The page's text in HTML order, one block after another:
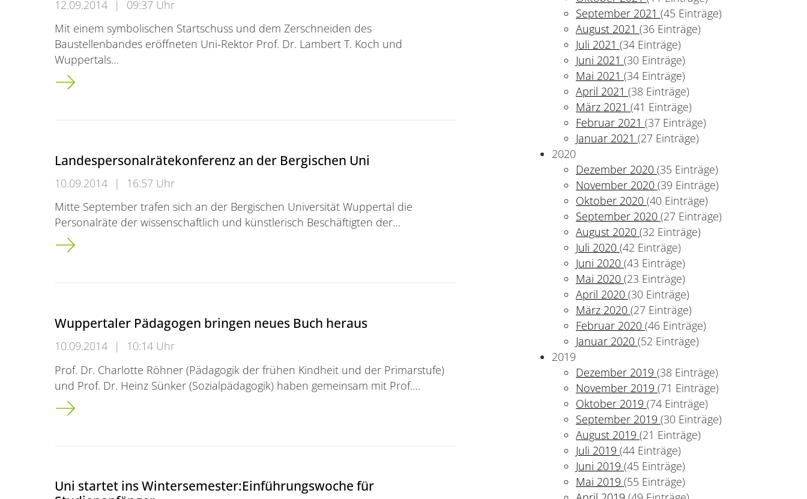
12.09.2014 |
09:37 Uhr
Mit einem symbolischen Startschuss und dem Zerschneiden des
Baustellenbandes eröffneten Uni-Rektor Prof. Dr. Lambert T. Koch und
Wuppertals…
Neue Sportanlage für die Uni ist eröffnet
Landespersonalrätekonferenz an der Bergischen Uni
10.09.2014 |
16:57 Uhr
Mitte September trafen sich an der Bergischen Universität Wuppertal die
Personalräte der wissenschaftlich und künstlerisch Beschäftigten der…
Landespersonalrätekonferenz an der Bergischen Uni
Wuppertaler Pädagogen bringen neues Buch heraus
10.09.2014 |
10:14 Uhr
Prof. Dr. Charlotte Röhner (Pädagogik der frühen Kindheit und der Primarstufe)
und Prof. Dr. Heinz Sünker (Sozialpädagogik) haben gemeinsam mit Prof.…
Wuppertaler Pädagogen bringen neues Buch heraus
Uni startet ins Wintersemester:Einführungswoche für
September 2021(45 Einträge)
August 2021(36 Einträge)
Juli 2021(34 Einträge)
Juni 2021(30 Einträge)
Mai 2021(34 Einträge)
April 2021(38 Einträge)
März 2021(41 Einträge)
Februar 2021(37 Einträge)
Januar 2021(27 Einträge)
2020
Dezember 2020(35 Einträge)
November 2020(39 Einträge)
Oktober 2020(40 Einträge)
September 2020(27 Einträge)
August 2020(32 Einträge)
Juli 2020(42 Einträge)
Juni 2020(43 Einträge)
Mai 2020(23 Einträge)
April 2020(30 Einträge)
März 2020(27 Einträge)
Februar 2020(46 Einträge)
Januar 2020(52 Einträge)
2019
Dezember 2019(38 Einträge)
November 2019(71 Einträge)
Oktober 2019(74 Einträge)
September 2019(30 Einträge)
August 2019(21 Einträge)
Juli 2019(44 Einträge)
Juni 2019(45 Einträge)
Mai 2019(55 Einträge)